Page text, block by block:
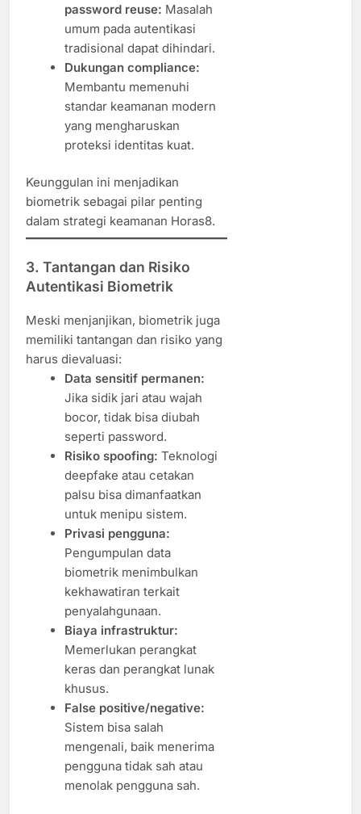
password reuse: Masalah
umum pada autentikasi
tradisional dapat dihindari.
Dukungan compliance:
Membantu memenuhi
standar keamanan modern
yang mengharuskan
proteksi identitas kuat.
Keunggulan ini menjadikan
biometrik sebagai pilar penting
dalam strategi keamanan Horas8.
3. Tantangan dan Risiko
Autentikasi Biometrik
Meski menjanjikan, biometrik juga
memiliki tantangan dan risiko yang
harus dievaluasi:
Data sensitif permanen:
Jika sidik jari atau wajah
bocor, tidak bisa diubah
seperti password.
Risiko spoofing: Teknologi
deepfake atau cetakan
palsu bisa dimanfaatkan
untuk menipu sistem.
Privasi pengguna:
Pengumpulan data
biometrik menimbulkan
kekhawatiran terkait
penyalahgunaan.
Biaya infrastruktur:
Memerlukan perangkat
keras dan perangkat lunak
khusus.
False positive/negative:
Sistem bisa salah
mengenali, baik menerima
pengguna tidak sah atau
menolak pengguna sah.